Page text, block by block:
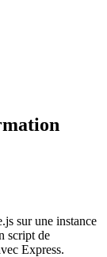
sur une instance
script de
Express.